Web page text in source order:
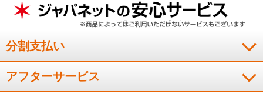
分割支払い
アフターサービス